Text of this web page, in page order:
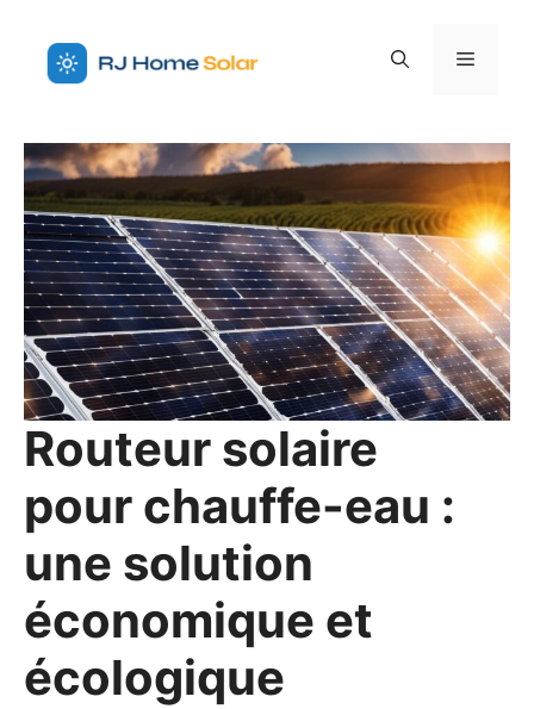
contenu
Menu
Routeur solaire
pour chauffe-eau :
une solution
économique et
écologique